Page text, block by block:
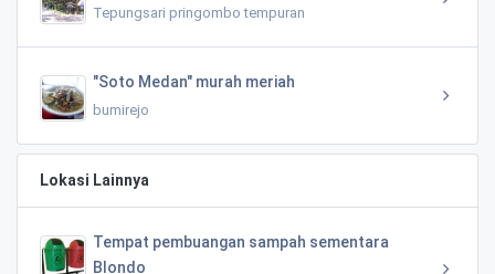
Tepungsari pringombo tempuran
"Soto Medan" murah meriah
bumirejo
Lokasi Lainnya
Tempat pembuangan sampah sementara
Blondo